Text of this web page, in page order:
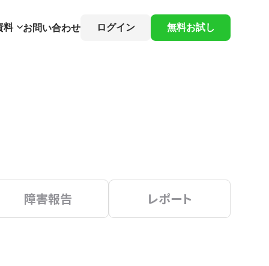
料 お問い合わせ ログイン 無料お試し
障害報告 レポート